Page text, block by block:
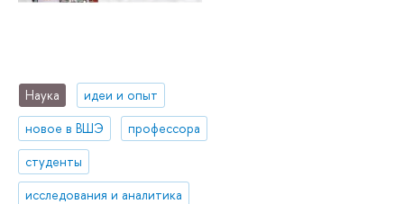
Наука
идеи и опыт
новое в ВШЭ
профессора
студенты
исследования и аналитика